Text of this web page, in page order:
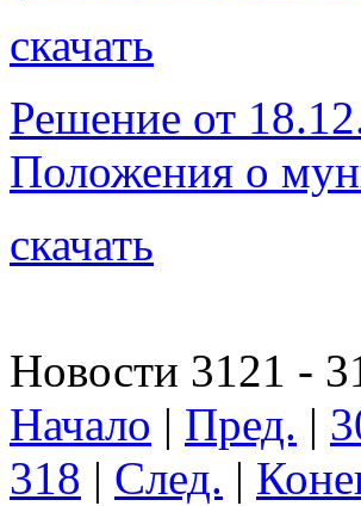
скачать
Решение от
Положения о
скачать
Новости 3121 -
Начало | Пред. |
318 | След. |